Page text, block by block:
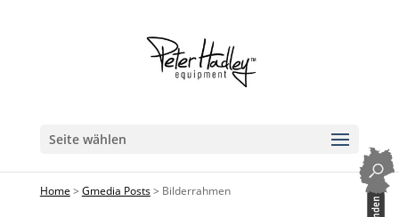
Seite wählen
Home > Gmedia Posts> Bilderrahmen